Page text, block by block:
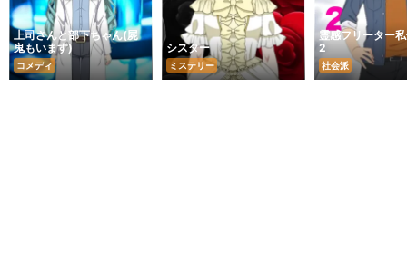
上司さんと部下ちゃん(屍
鬼もいます)
コメディ
シスター
ミステリー
霊感フリーター
2
社会派